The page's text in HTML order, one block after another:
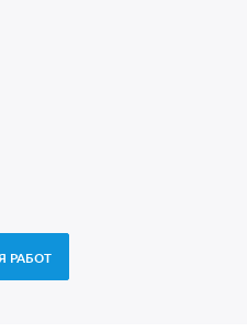
РАБОТ